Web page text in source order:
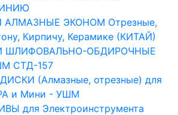
АЛМАЗНЫЕ ЭКОНОМ Отрезные,
Кирпичу, Керамике (КИТАЙ)
ШЛИФОВАЛЬНО-ОБДИРОЧНЫЕ
СТД-157
(Алмазные, отрезные) для
и Мини - УШМ
для Электроинструмента